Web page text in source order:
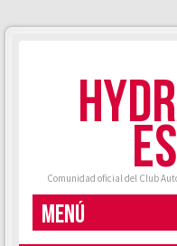
Comunidad oficial del Club
MENÚ